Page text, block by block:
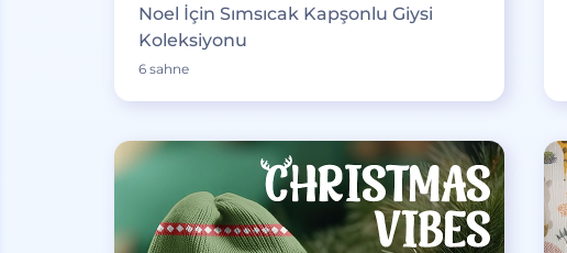
Noel İçin Sımsıcak Kapşonlu Giysi
Koleksiyonu
6 sahne